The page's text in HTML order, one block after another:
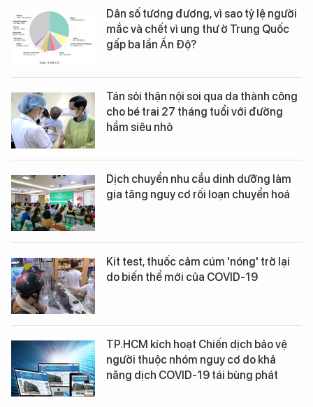
Dân số tương đương, vì sao tỷ lệ người
mắc và chết vì ung thư ở Trung Quốc
gấp ba lần Ấn Độ?
Tán sỏi thận nội soi qua da thành công
cho bé trai 27 tháng tuổi với đường
hầm siêu nhỏ
Dịch chuyển nhu cầu dinh dưỡng làm
gia tăng nguy cơ rối loạn chuyển hoá
Kit test, thuốc cảm cúm 'nóng' trở lại
do biến thể mới của COVID-19
TP.HCM kích hoạt Chiến dịch bảo vệ
người thuộc nhóm nguy cơ do khả
năng dịch COVID-19 tái bùng phát